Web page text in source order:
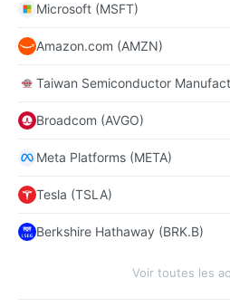
Microsoft (MSFT)
Amazon.com (AMZN)
Taiwan Semiconductor
Broadcom (AVGO)
Meta Platforms (META)
Tesla (TSLA)
Berkshire Hathaway (BRK.B)
Voir toutes les